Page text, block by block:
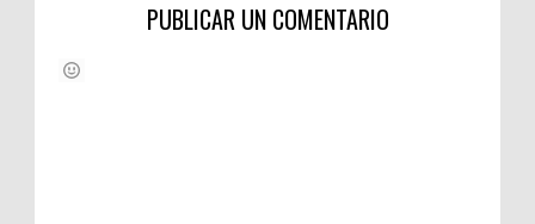
PUBLICAR UN COMENTARIO